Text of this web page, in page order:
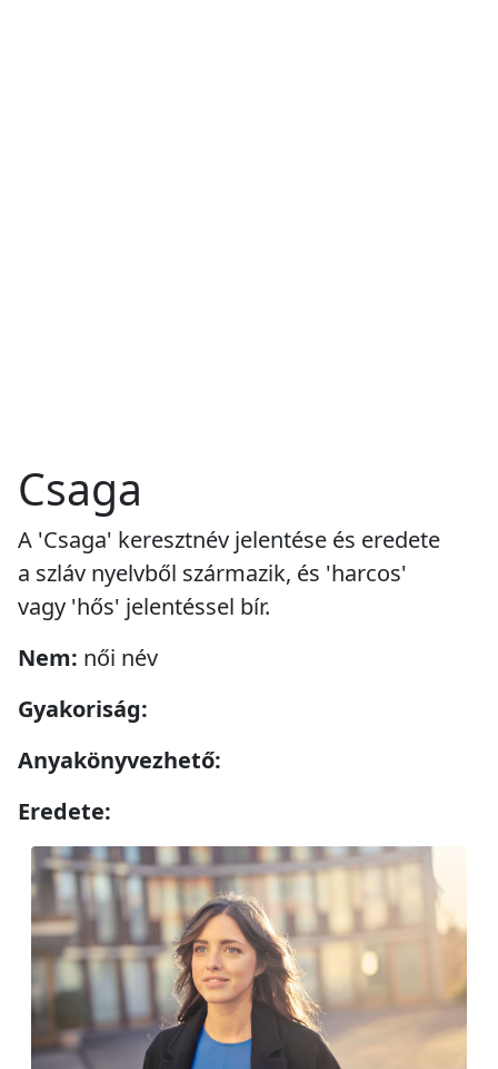
Csaga
A 'Csaga' keresztnév jelentése és eredete
a szláv nyelvből származik, és 'harcos'
vagy 'hős' jelentéssel bír.
Nem: női név
Gyakoriság:
Anyakönyvezhető:
Eredete: